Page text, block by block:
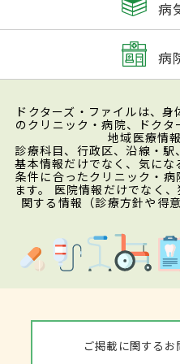
病
病
ドクターズ・ファイルは、
のクリニック・病院、ドク
地域医療情
診療科目、行政区、沿線・
基本情報だけでなく、気に
条件に合ったクリニック・
ます。 医院情報だけでなく
関する情報（診療方針や得
ご掲載に関する